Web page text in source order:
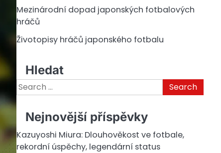
Mezinárodní dopad japonských fotbalových
hráčů
Životopisy hráčů japonského fotbalu
Hledat
Search
for:
Nejnovější příspěvky
Kazuyoshi Miura: Dlouhověkost ve fotbale,
rekordní úspěchy, legendární status